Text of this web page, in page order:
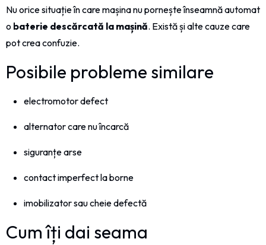
Nu orice situație în care mașina nu pornește înseamnă automat
o baterie descărcată la mașină. Există și alte cauze care
pot crea confuzie.
Posibile probleme similare
electromotor defect
alternator care nu încarcă
siguranțe arse
contact imperfect la borne
imobilizator sau cheie defectă
Cum îți dai seama